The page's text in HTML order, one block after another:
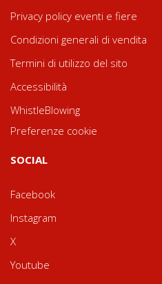
Privacy policy eventi e fiere
Condizioni generali di vendita
Termini di utilizzo del sito
Accessibilità
WhistleBlowing
Preferenze cookie
SOCIAL
Facebook
Instagram
X
Youtube